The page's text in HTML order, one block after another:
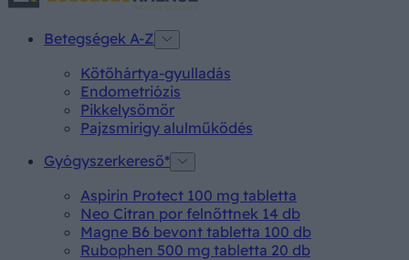
Betegségek A-Z
Kötőhártya-gyulladás
Endometriózis
Pikkelysömör
Pajzsmirigy alulműködés
Gyógyszerkereső*
Aspirin Protect 100 mg tabletta
Neo Citran por felnőttnek 14 db
Magne B6 bevont tabletta 100 db
Rubophen 500 mg tabletta 20 db